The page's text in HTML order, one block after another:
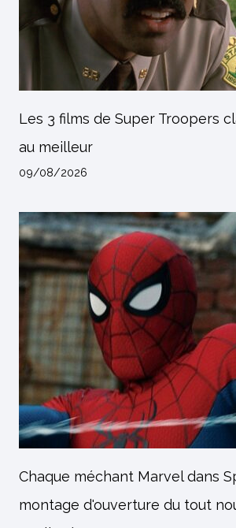
Les 3 films de Super Troopers
au meilleur
09/08/2026
Chaque méchant Marvel dans
montage d'ouverture du tout